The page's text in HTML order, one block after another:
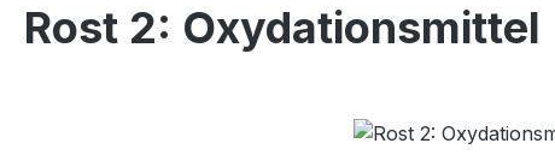
Rost 2: Oxydationsmittel